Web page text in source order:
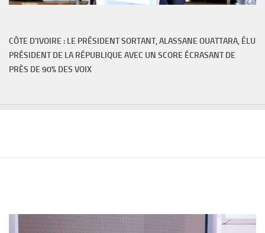
CÔTE D'IVOIRE : LE PRÉSIDENT SORTANT, ALASSANE OUATTARA, ÉLU
PRÉSIDENT DE LA RÉPUBLIQUE AVEC UN SCORE ÉCRASANT DE
PRÈS DE 90% DES VOIX